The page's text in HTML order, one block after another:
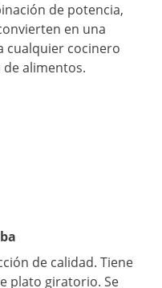
de potencia,
en una
cualquier cocinero
alimentos.
de calidad. Tiene
plato giratorio. Se